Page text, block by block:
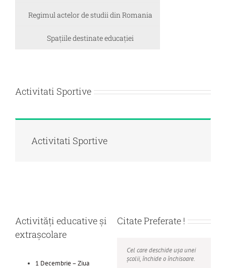
Regimul actelor de studii din Romania
Spaţiile destinate educaţiei
Activitati Sportive
Activitati Sportive
Activități educative și
extrașcolare
1 Decembrie – Ziua
Citate Preferate !
Cel care deschide ușa unei
școlii, închide o închisoare.
Educaţia este înaintarea din
intuneric către lumină.
Şcoala cea mai bună e aceea
în care înveţi înainte de